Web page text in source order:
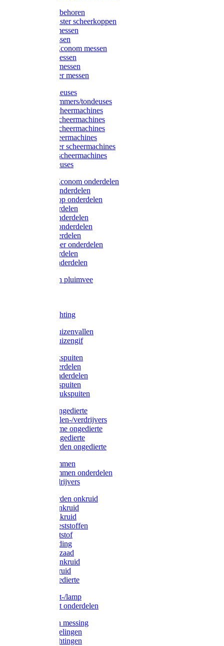
Messen toebehoren
Moser & Oster scheerkoppen
Hauptner messen
Liscop messen
Aesculap/Econom messen
Heiniger messen
Constanta messen
FarmClipper messen
Moser tondeuses
Overige trimmers/tondeuses
Heiniger scheermachines
Hauptner scheermachines
Aesculap scheermachines
Liscop scheermachines
FarmClipper scheermachines
Constanta scheermachines
Wahl tondeuses
Aesculap/Econom onderdelen
Hauptner onderdelen
Lister/Liscop onderdelen
Eider onderdelen
Heiniger onderdelen
Constanta onderdelen
Moser onderdelen
Farm Clipper onderdelen
Oster onderdelen
TailWell onderdelen
Voerbakken pluimvee
LED verlichting
Ratten / Muizenvallen
Ratten / Muizengif
Gloria drukspuiten
Gloria onderdelen
Gardena onderdelen
Dario drukspuiten
Gardena drukspuiten
Diversen ongedierte
Insectenvallen-/verdrijvers
Protect Home ongedierte
Solabiol ongedierte
Protect Garden ongedierte
Mollenklemmen
Mollenklemmen onderdelen
Mollenverdrijvers
Protect Garden onkruid
Diversen onkruid
Solabiol onkruid
Solabiol meststoffen
Pokon meststof
Pokon voeding
Pokon graszaad
Roundup onkruid
Pokon onkruid
Pokon ongedierte
Vliegenkast-/lamp
Vliegenkast onderdelen
Zuigkorven messing
Geka koppelingen
Geka afdichtingen